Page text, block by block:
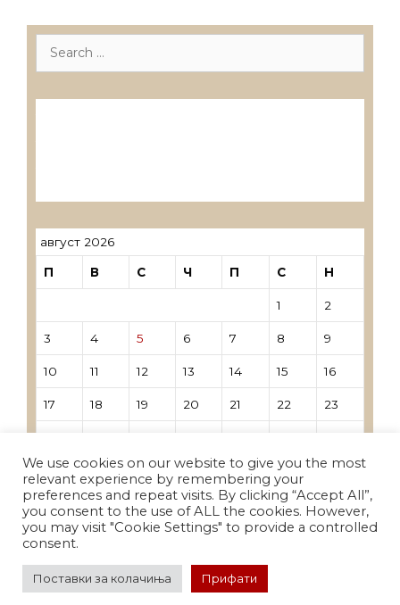
Search
август 2026
П В С Ч П С Н
1 2
3 4 5 6 7 8 9
10 11 12 13 14 15 16
17 18 19 20 21 22 23
31
« Јун
© 2026 СУНР• Built withGeneratePress
We use cookies on our website to give you the most
relevant experience by remembering your
preferences and repeat visits. By clicking “Accept All”,
you consent to the use of ALL the cookies. However,
you may visit "Cookie Settings" to provide a controlled
consent.
Поставки за колачиња Прифати